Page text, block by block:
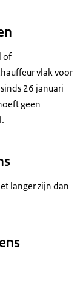
of
vlak voor
26 januari
geen
langer zijn dan